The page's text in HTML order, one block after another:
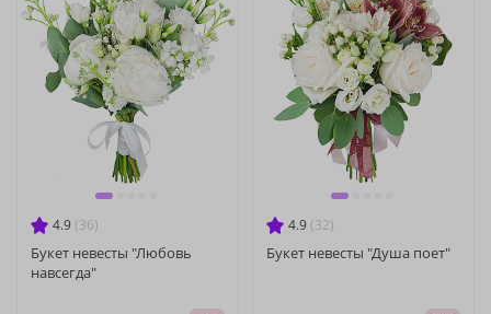
4.9 (36)
Букет невесты "Любовь
навсегда"
4.9 (32)
Букет невесты "Душа поет"